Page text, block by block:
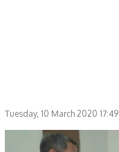
Tuesday, 10 March 2020 17:49